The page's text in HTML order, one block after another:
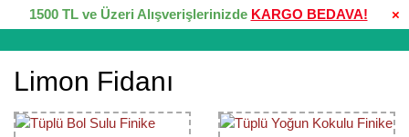
×
1500 TL ve Üzeri Alışverişlerinizde KARGO BEDAVA!
Limon Fidanı